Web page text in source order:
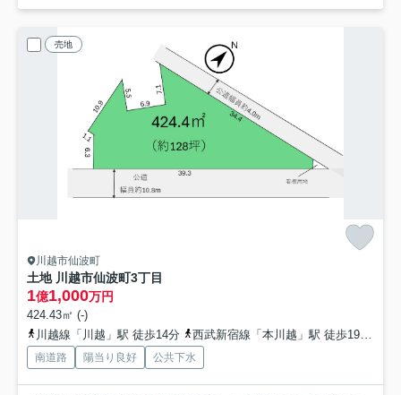
売地
川越市仙波町
土地 川越市仙波町3丁目
1億1,000万円
424.43㎡ (-)
川越線「川越」駅 徒歩14分
西武新宿線「本川越」駅 徒歩19分
南道路 陽当り良好 公共下水